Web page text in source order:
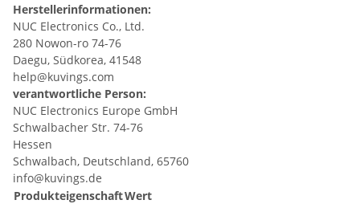
Herstellerinformationen:
NUC Electronics Co., Ltd.
280 Nowon-ro 74-76
Daegu, Südkorea, 41548
help@kuvings.com
verantwortliche Person:
NUC Electronics Europe GmbH
Schwalbacher Str. 74-76
Hessen
Schwalbach, Deutschland, 65760
info@kuvings.de
ProdukteigenschaftWert